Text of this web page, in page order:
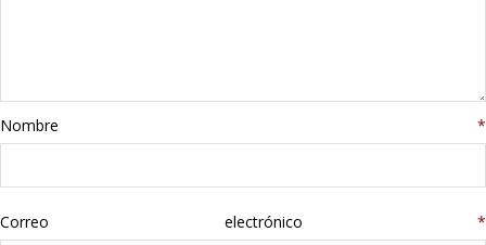
libros
Nombre *
Correo electrónico *